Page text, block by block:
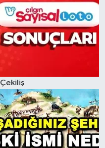
Çekiliş